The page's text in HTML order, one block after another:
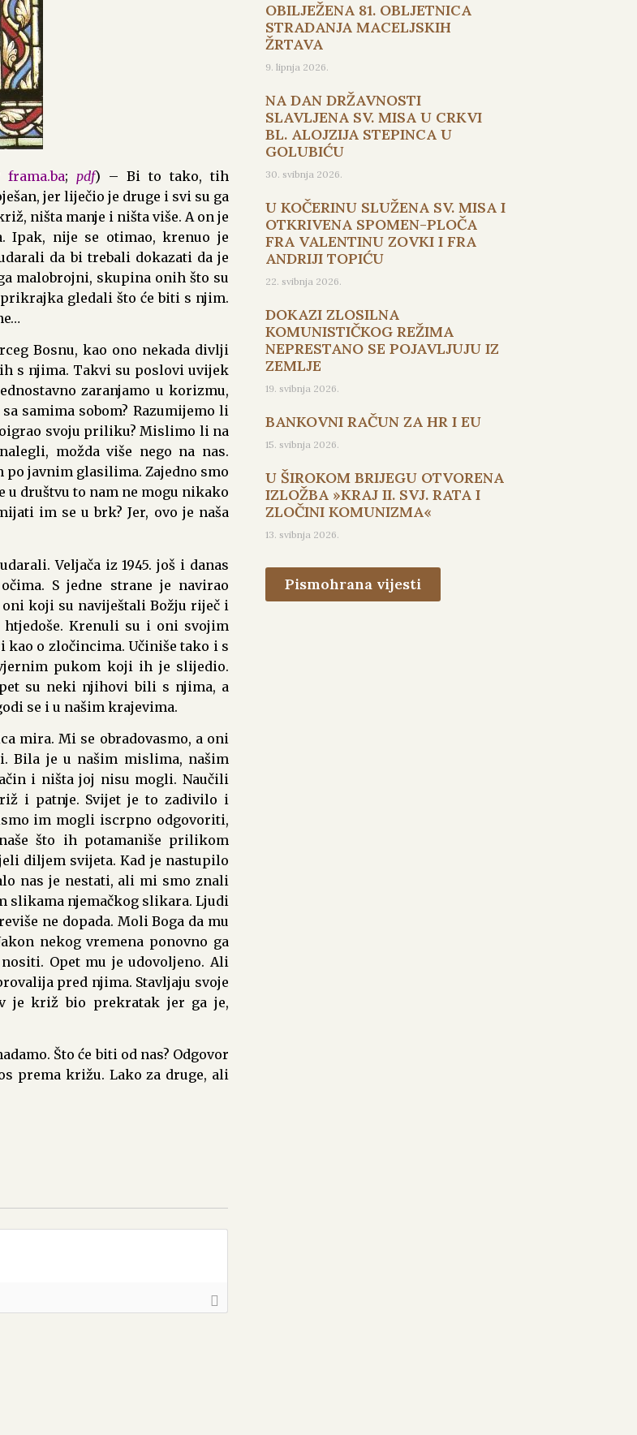
frama.ba; pdf) – Bi to tako, tih
jer liječio je druge i svi su ga
ništa manje i ništa više. A on je
Ipak, nije se otimao, krenuo je
da bi trebali dokazati da je
malobrojni, skupina onih što su
gledali što će biti s njim.
Bosnu, kao ono nekada divlji
s njima. Takvi su poslovi uvijek
zaranjamo u korizmu,
samima sobom? Razumijemo li
svoju priliku? Mislimo li na
možda više nego na nas.
javnim glasilima. Zajedno smo
društvu to nam ne mogu nikako
im se u brk? Jer, ovo je naša
Veljača iz 1945. još i danas
S jedne strane je navirao
koji su naviještali Božju riječ i
Krenuli su i oni svojim
kao o zločincima. Učiniše tako i s
pukom koji ih je slijedio.
su neki njihovi bili s njima, a
se i u našim krajevima.
mira. Mi se obradovasmo, a oni
Bila je u našim mislima, našim
i ništa joj nisu mogli. Naučili
i patnje. Svijet je to zadivilo i
im mogli iscrpno odgovoriti,
što ih potamaniše prilikom
diljem svijeta. Kad je nastupilo
nas je nestati, ali mi smo znali
slikama njemačkog slikara. Ljudi
ne dopada. Moli Boga da mu
nekog vremena ponovno ga
Opet mu je udovoljeno. Ali
pred njima. Stavljaju svoje
je križ bio prekratak jer ga je,
Što će biti od nas? Odgovor
prema križu. Lako za druge, ali
OBILJEŽENA 81. OBLJETNICA
STRADANJA MACELJSKIH
ŽRTAVA
9. lipnja 2026.
NA DAN DRŽAVNOSTI
SLAVLJENA SV. MISA U CRKVI
BL. ALOJZIJA STEPINCA U
GOLUBIĆU
30. svibnja 2026.
U KOČERINU SLUŽENA SV. MISA I
OTKRIVENA SPOMEN-PLOČA
FRA VALENTINU ZOVKI I FRA
ANDRIJI TOPIĆU
22. svibnja 2026.
DOKAZI ZLOSILNA
KOMUNISTIČKOG REŽIMA
NEPRESTANO SE POJAVLJUJU IZ
ZEMLJE
19. svibnja 2026.
BANKOVNI RAČUN ZA HR I EU
15. svibnja 2026.
U ŠIROKOM BRIJEGU OTVORENA
IZLOŽBA »KRAJ II. SVJ. RATA I
ZLOČINI KOMUNIZMA«
13. svibnja 2026.
Pismohrana vijesti